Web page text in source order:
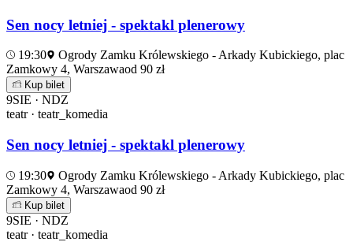
Sen nocy letniej - spektakl plenerowy
19:30
Ogrody Zamku Królewskiego - Arkady Kubickiego, plac
Zamkowy 4, Warszawaod 90 zł
Kup bilet
9SIE · NDZ
teatr · teatr_komedia
Sen nocy letniej - spektakl plenerowy
19:30
Ogrody Zamku Królewskiego - Arkady Kubickiego, plac
Zamkowy 4, Warszawaod 90 zł
Kup bilet
9SIE · NDZ
teatr · teatr_komedia